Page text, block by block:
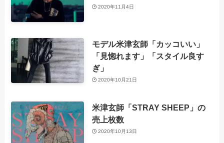
2020年11月4日
モデル米津玄師「カッコいい」
「見惚れます」「スタイル良す
ぎ」
2020年10月21日
米津玄師「STRAY SHEEP」の
売上枚数
2020年10月13日